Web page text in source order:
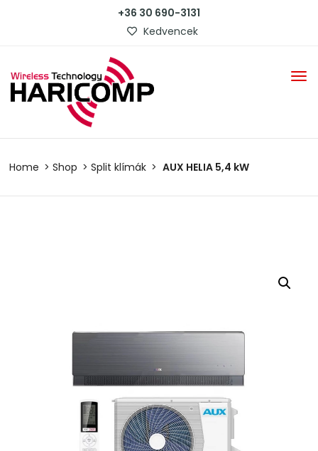
+36 30 690-3131
Kedvencek
Home Shop Split klímák AUX HELIA 5,4 kW